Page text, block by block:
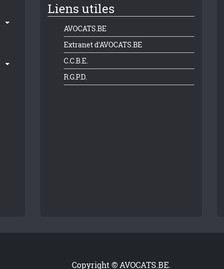
Liens utiles
AVOCATS.BE
Extranet d'AVOCATS.BE
C.C.B.E.
R.G.P.D.
Copyright © AVOCATS.BE.